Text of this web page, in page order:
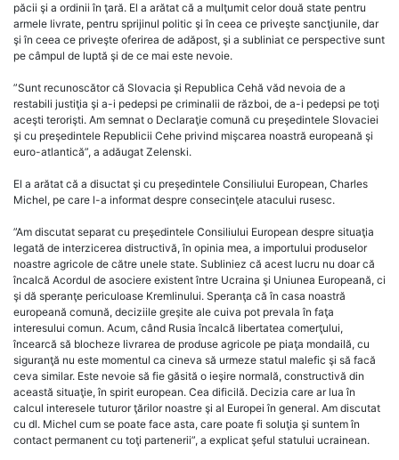
păcii şi a ordinii în ţară. El a arătat că a mulţumit celor două state pentru
armele livrate, pentru sprijinul politic şi în ceea ce priveşte sancţiunile, dar
şi în ceea ce priveşte oferirea de adăpost, şi a subliniat ce perspective sunt
pe câmpul de luptă şi de ce mai este nevoie.
”Sunt recunoscător că Slovacia şi Republica Cehă văd nevoia de a
restabili justiţia şi a-i pedepsi pe criminalii de război, de a-i pedepsi pe toţi
aceşti terorişti. Am semnat o Declaraţie comună cu preşedintele Slovaciei
şi cu preşedintele Republicii Cehe privind mişcarea noastră europeană şi
euro-atlantică”, a adăugat Zelenski.
El a arătat că a disuctat şi cu preşedintele Consiliului European, Charles
Michel, pe care l-a informat despre consecinţele atacului rusesc.
”Am discutat separat cu preşedintele Consiliului European despre situaţia
legată de interzicerea distructivă, în opinia mea, a importului produselor
noastre agricole de către unele state. Subliniez că acest lucru nu doar că
încalcă Acordul de asociere existent între Ucraina şi Uniunea Europeană, ci
şi dă speranţe periculoase Kremlinului. Speranţa că în casa noastră
europeană comună, deciziile greşite ale cuiva pot prevala în faţa
interesului comun. Acum, când Rusia încalcă libertatea comerţului,
încearcă să blocheze livrarea de produse agricole pe piaţa mondailă, cu
siguranţă nu este momentul ca cineva să urmeze statul malefic şi să facă
ceva similar. Este nevoie să fie găsită o ieşire normală, constructivă din
această situaţie, în spirit european. Cea dificilă. Decizia care ar lua în
calcul interesele tuturor ţărilor noastre şi al Europei în general. Am discutat
cu dl. Michel cum se poate face asta, care poate fi soluţia şi suntem în
contact permanent cu toţi partenerii”, a explicat şeful statului ucrainean.